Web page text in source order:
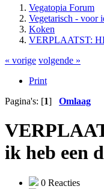
Vegatopia Forum
Vegetarisch - voor
Koken
VERPLAATST:
« vorige volgende »
Print
Pagina's: [1] Omlaag
ik heb een
0 Reacties